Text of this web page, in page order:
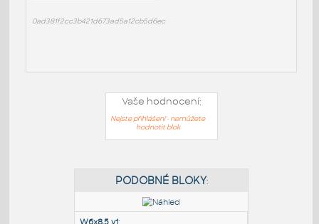
0ad381f2cc3b421d673ad5a12cb5d6ec
Vaše hodnocení:
Nejste přihlášeni - nemůžete
hodnotit blok